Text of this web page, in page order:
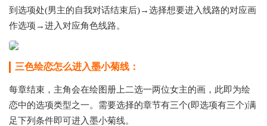
到选项处(男主的自我对话结束后)→选择想要进入线路的对应画
作选项→进入对应角色线路。
三色绘恋怎么进入墨小菊线：
每章结束，主角会在绘图册上二选一两位女主的画，此即为绘
恋中的选项类型之一。需要选择的章节有三个(即选项有三个)满
足下列条件即可进入墨小菊线。